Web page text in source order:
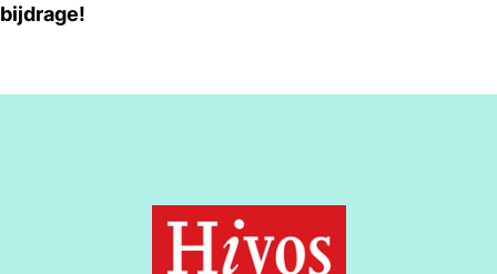
bijdrage!